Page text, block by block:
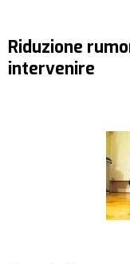
Riduzione
intervenire